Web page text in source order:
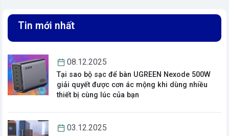
Tin mới nhất
08.12.2025
Tại sao bộ sạc để bàn UGREEN Nexode 500W
giải quyết được cơn ác mộng khi dùng nhiều
thiết bị cùng lúc của bạn
03.12.2025